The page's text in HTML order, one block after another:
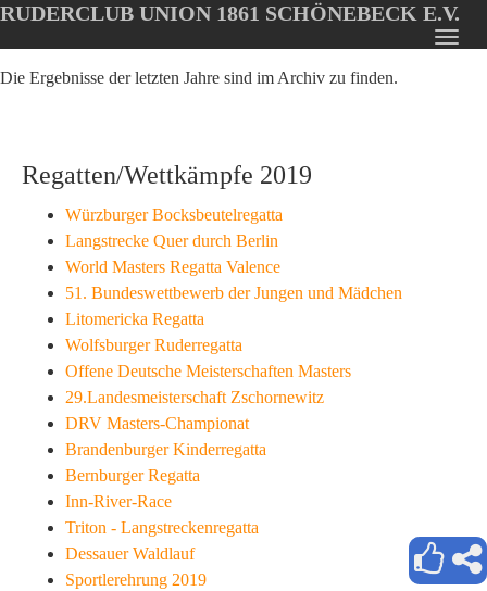
Oops, an error occurred! Code: 2026080611101351b9d6ec
to
RUDERCLUB UNION 1861 SCHÖNEBECK E.V.
Die Ergebnisse der letzten Jahre sind im Archiv zu finden.
Regatten/Wettkämpfe 2019
Würzburger Bocksbeutelregatta
Langstrecke Quer durch Berlin
World Masters Regatta Valence
51. Bundeswettbewerb der Jungen und Mädchen
Litomericka Regatta
Wolfsburger Ruderregatta
Offene Deutsche Meisterschaften Masters
29.Landesmeisterschaft Zschornewitz
DRV Masters-Championat
Brandenburger Kinderregatta
Bernburger Regatta
Inn-River-Race
Triton - Langstreckenregatta
Dessauer Waldlauf
Sportlerehrung 2019